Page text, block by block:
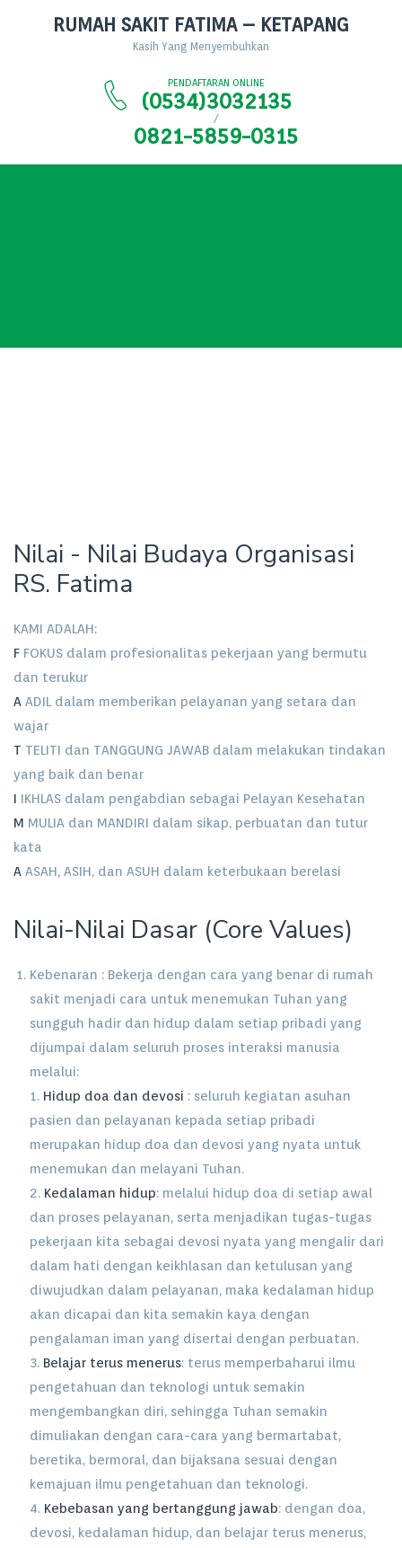
RUMAH SAKIT FATIMA – KETAPANG
Kasih Yang Menyembuhkan
PENDAFTARAN ONLINE
(0534)3032135
/
0821-5859-0315
Nilai - Nilai Budaya Organisasi
RS. Fatima
KAMI ADALAH:
F FOKUS dalam profesionalitas pekerjaan yang bermutu
dan terukur
A ADIL dalam memberikan pelayanan yang setara dan
wajar
T TELITI dan TANGGUNG JAWAB dalam melakukan tindakan
yang baik dan benar
I IKHLAS dalam pengabdian sebagai Pelayan Kesehatan
M MULIA dan MANDIRI dalam sikap, perbuatan dan tutur
kata
A ASAH, ASIH, dan ASUH dalam keterbukaan berelasi
Nilai-Nilai Dasar (Core Values)
Kebenaran : Bekerja dengan cara yang benar di rumah
sakit menjadi cara untuk menemukan Tuhan yang
sungguh hadir dan hidup dalam setiap pribadi yang
dijumpai dalam seluruh proses interaksi manusia
melalui:
1. Hidup doa dan devosi : seluruh kegiatan asuhan
pasien dan pelayanan kepada setiap pribadi
merupakan hidup doa dan devosi yang nyata untuk
menemukan dan melayani Tuhan.
2. Kedalaman hidup: melalui hidup doa di setiap awal
dan proses pelayanan, serta menjadikan tugas-tugas
pekerjaan kita sebagai devosi nyata yang mengalir dari
dalam hati dengan keikhlasan dan ketulusan yang
diwujudkan dalam pelayanan, maka kedalaman hidup
akan dicapai dan kita semakin kaya dengan
pengalaman iman yang disertai dengan perbuatan.
3. Belajar terus menerus: terus memperbaharui ilmu
pengetahuan dan teknologi untuk semakin
mengembangkan diri, sehingga Tuhan semakin
dimuliakan dengan cara-cara yang bermartabat,
beretika, bermoral, dan bijaksana sesuai dengan
kemajuan ilmu pengetahuan dan teknologi.
4. Kebebasan yang bertanggung jawab: dengan doa,
devosi, kedalaman hidup, dan belajar terus menerus,